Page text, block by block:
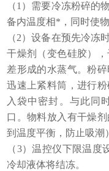
（1）需要冷冻粉碎的
备内温度相*，同时使
（2）设备在预先冷冻
干燥剂（变色硅胶）
差形成的水蒸气。粉
迅速上紧料筒，进行
入袋中密封。与此同
口。物料放入有干燥
到温度平衡，防止吸潮
（3）温控仪下限温
冷却液体将结冻。